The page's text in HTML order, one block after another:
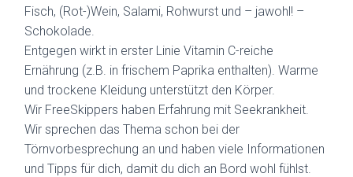
Fisch, (Rot-)Wein, Salami, Rohwurst und – jawohl! –
Schokolade.
Entgegen wirkt in erster Linie Vitamin C-reiche
Ernährung (z.B. in frischem Paprika enthalten). Warme
und trockene Kleidung unterstützt den Körper.
Wir FreeSkippers haben Erfahrung mit Seekrankheit.
Wir sprechen das Thema schon bei der
Törnvorbesprechung an und haben viele Informationen
und Tipps für dich, damit du dich an Bord wohl fühlst.